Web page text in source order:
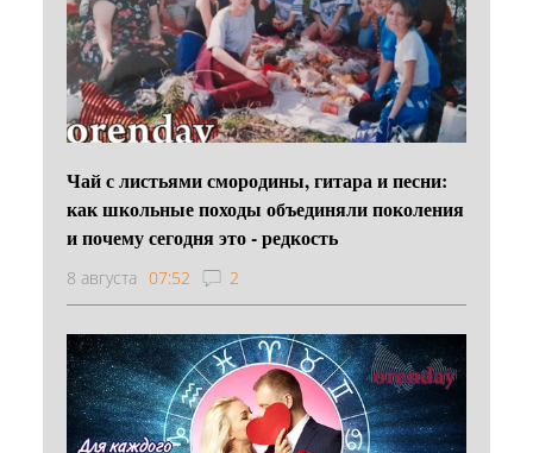
Чай с листьями смородины, гитара и песни:
как школьные походы объединяли поколения
и почему сегодня это - редкость
8 августа 07:52 2